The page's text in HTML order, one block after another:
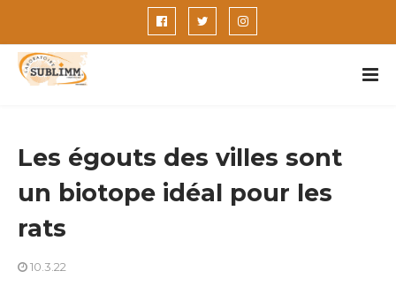
Les égouts des villes sont
un biotope idéal pour les
rats
10.3.22